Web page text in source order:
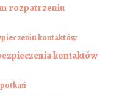
rozpatrzeniu
kontaktów
kontaktów